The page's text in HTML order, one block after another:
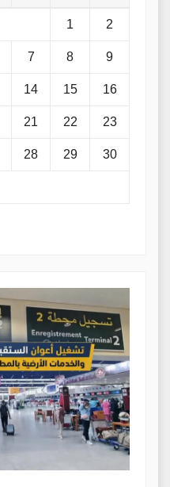
1 2
7 8 9
14 15 16
21 22 23
28 29 30